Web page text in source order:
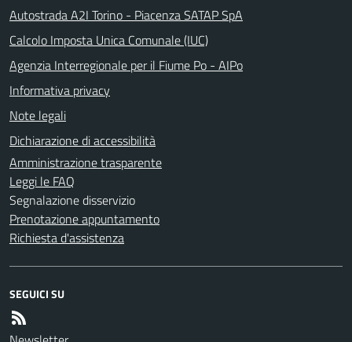
Autostrada A2I Torino - Piacenza SATAP SpA
Calcolo Imposta Unica Comunale (IUC)
Agenzia Interregionale per il Fiume Po - AIPo
Informativa privacy
Note legali
Dichiarazione di accessibilità
Amministrazione trasparente
Leggi le FAQ
Segnalazione disservizio
Prenotazione appuntamento
Richiesta d'assistenza
SEGUICI SU